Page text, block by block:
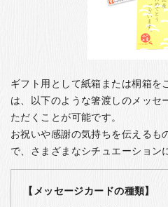
ギフト用として紙箱または桐箱を
は、以下のような箸渡しのメッセ
ただくことが可能です。
お祝いや感謝の気持ちを伝えるも
で、さまざまなシチュエーション
【メッセージカードの種類】